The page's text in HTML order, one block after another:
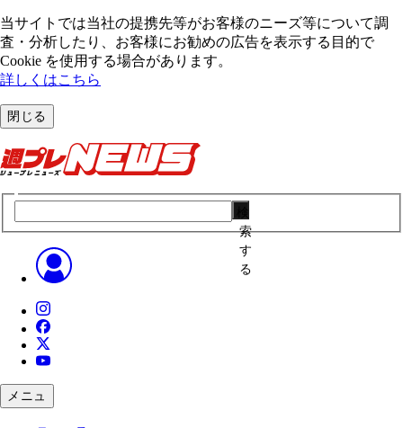
当サイトでは当社の提携先等がお客様のニーズ等について調
査・分析したり、お客様にお勧めの広告を表⽰する⽬的で
Cookie を使⽤する場合があります。
詳しくはこちら
閉じる
索
す
る
メニュ